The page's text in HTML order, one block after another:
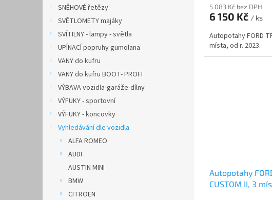
SNĚHOVÉ řetězy
SVĚTLOMETY majáky
SVÍTILNY - lampy - světla
UPÍNACÍ popruhy gumolana
VANY do kufru
VANY do kufru BOOT- PROFI
VÝBAVA vozidla-garáže-dílny
VÝFUKY - sportovní
VÝFUKY - koncovky
Vyhledávání dle vozidla
ALFA ROMEO
AUDI
AUSTIN MINI
BMW
CITROEN
5 083 Kč bez DPH
6 150 Kč / ks
Autopotahy FORD
místa, od r. 2023.
Autopotahy
CUSTOM II, 3